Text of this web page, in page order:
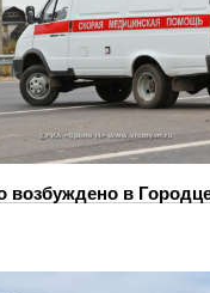
возбуждено в